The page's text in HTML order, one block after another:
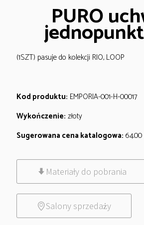
PURO
(1SZT) pasuje do kolekcji RIO, LOOP
Kod produktu: EMPORIA-001-H-00017
Wykończenie: złoty
Sugerowana cena katalogowa: 64.00
Materiały do pobrania
Salony sprzedaży